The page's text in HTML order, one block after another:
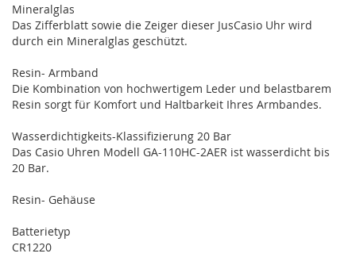
Mineralglas
Das Zifferblatt sowie die Zeiger dieser JusCasio Uhr wird
durch ein Mineralglas geschützt.
Resin- Armband
Die Kombination von hochwertigem Leder und belastbarem
Resin sorgt für Komfort und Haltbarkeit Ihres Armbandes.
Wasserdichtigkeits-Klassifizierung 20 Bar
Das Casio Uhren Modell GA-110HC-2AER ist wasserdicht bis
20 Bar.
Resin- Gehäuse
Batterietyp
CR1220